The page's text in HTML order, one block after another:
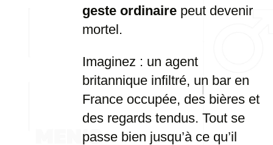
geste ordinaire peut devenir
mortel.
Imaginez : un agent
britannique infiltré, un bar en
France occupée, des bières et
des regards tendus. Tout se
passe bien jusqu’à ce qu’il